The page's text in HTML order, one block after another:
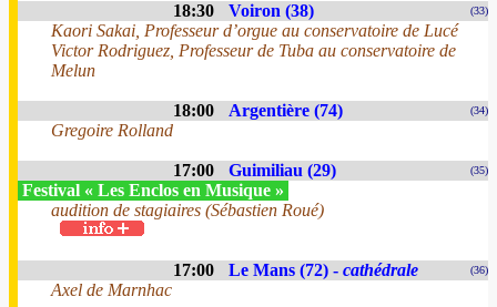
18:30 Voiron (38) (33)
Kaori Sakai, Professeur d’orgue au conservatoire de Lucé
Victor Rodriguez, Professeur de Tuba au conservatoire de
Melun
18:00 Argentière (74) (34)
Gregoire Rolland
17:00 Guimiliau (29) (35)
Festival « Les Enclos en Musique »
audition de stagiaires (Sébastien Roué)
17:00 Le Mans (72) - cathédrale (36)
Axel de Marnhac